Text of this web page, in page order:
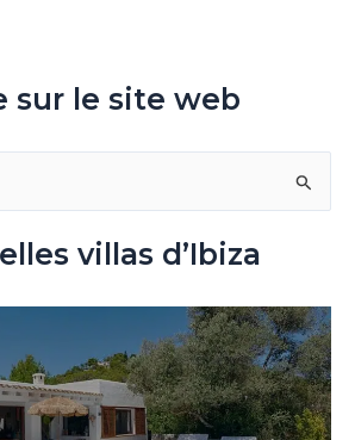
sur le site web
villas d’Ibiza